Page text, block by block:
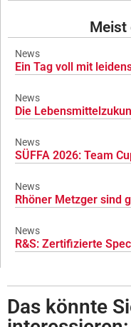
Meist
News
Ein Tag voll mit
News
Die
News
SÜFFA 2026: Team
News
Rhöner Metzger sind
News
R&S: Zertifizierte
Das könnte